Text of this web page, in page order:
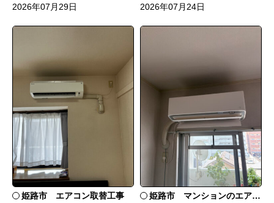
2026年07月29日 2026年07月24日
姫路市 エアコン取替工事 姫路市 マンションのエアコンをダイキンRXへ交換